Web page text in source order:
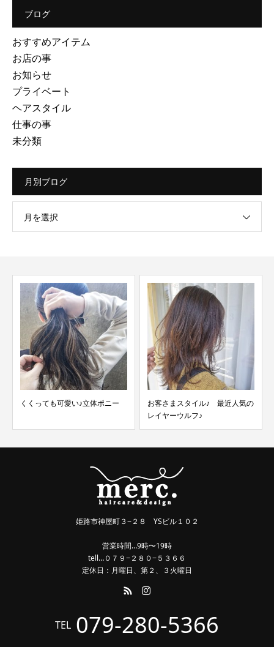
ブログ
おすすめアイテム
お店の事
お知らせ
プライベート
ヘアスタイル
仕事の事
未分類
月別ブログ
月を選択
くくっても可愛い♪立体ポニー
お客さまスタイル♪ 最近人気の
レイヤーウルフ♪
姫路市神屋町３−２８ YSビル１０２
営業時間…9時〜19時
tell…０７９−２８０−５３６６
定休日：月曜日、第２、３火曜日
TEL 079-280-5366